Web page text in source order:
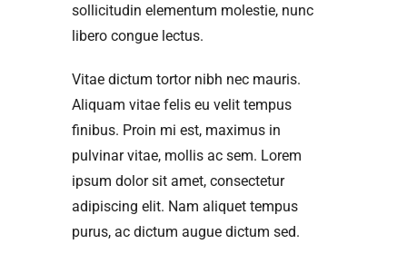
sollicitudin elementum molestie, nunc
libero congue lectus.
Vitae dictum tortor nibh nec mauris.
Aliquam vitae felis eu velit tempus
finibus. Proin mi est, maximus in
pulvinar vitae, mollis ac sem. Lorem
ipsum dolor sit amet, consectetur
adipiscing elit. Nam aliquet tempus
purus, ac dictum augue dictum sed.